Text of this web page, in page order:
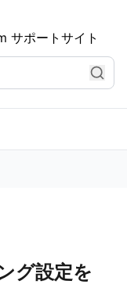
サポートサイト
グ設定を